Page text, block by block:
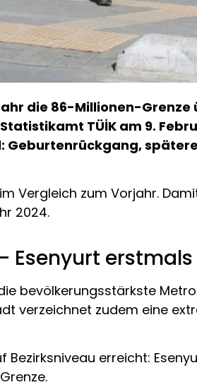
die 86-Millionen-
TÜİK am 9.
Vergleich zum Vorjahr.
2024.
erstmals
bevölkerungsstärkste
verzeichnet zudem eine
erreicht: